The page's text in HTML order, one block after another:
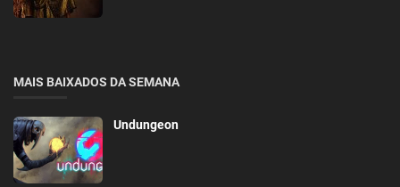
MAIS BAIXADOS DA SEMANA
Undungeon